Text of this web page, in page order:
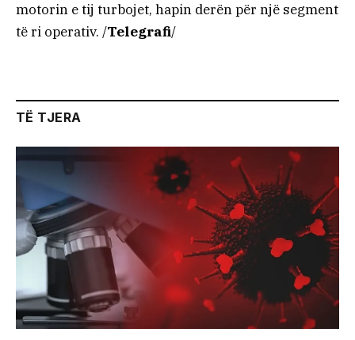
motorin e tij turbojet, hapin derën për një segment
të ri operativ. /Telegrafi/
TË TJERA